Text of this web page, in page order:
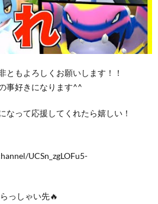
ともよろしくお願いします！！
事好きになります^^
なって応援してくれたら嬉しい！
UCSn_zgLOFu5-
っしゃい先🔥